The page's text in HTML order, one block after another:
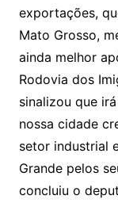
exportações,
Mato Grosso,
ainda melhor
Rodovia dos
sinalizou que
nossa cidade
setor industrial
Grande pelos
concluiu o